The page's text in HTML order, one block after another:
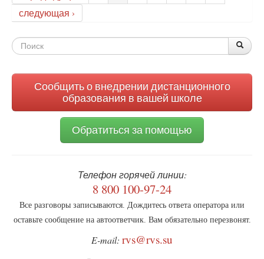
защиту
семьи
ювенальное
следующая ›
Форма
Сообщить о внедрении дистанционного
образования в вашей школе
Обратиться за помощью
Телефон горячей линии:
8 800 100-97-24
Все разговоры записываются. Дождитесь ответа оператора или
оставьте сообщение на автоответчик. Вам обязательно перезвонят.
E-mail: rvs@rvs.su